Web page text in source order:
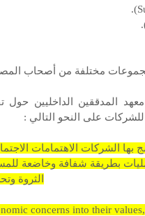
مختلفة من أصحاب
المدققين الداخليين حول
للشركات على النحو التالي :
بها الشركات الاهتمامات
بطريقة شفافة وخاضعة
الثروة
concerns into their